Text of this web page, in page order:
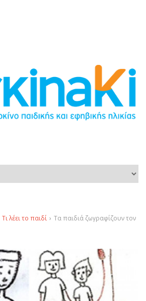
Τι λέει το παιδί › Τα παιδιά ζωγραφίζουν τον